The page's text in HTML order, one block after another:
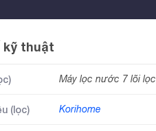
kỹ thuật
Máy lọc nước 7 lõi lọc
(lọc) Korihome